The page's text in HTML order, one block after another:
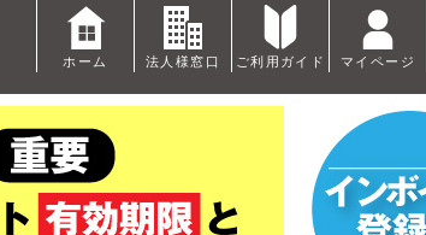
ホーム 法人様窓口 ご利用ガイド マイページ